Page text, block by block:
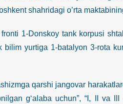
shahridagi o’rta
1-Donskoy tank korpusi
bilim yurtiga 1-batalyon 3-rota
qarshi jangovar
g‘alaba uchun”, “I, II va